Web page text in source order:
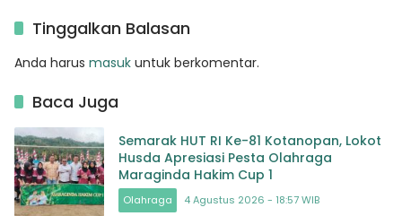
Olah Raga Bersama di
Wilayah Surabaya
Tinggalkan Balasan
Anda harus masuk untuk berkomentar.
Baca Juga
Semarak HUT RI Ke-81 Kotanopan, Lokot
Husda Apresiasi Pesta Olahraga
Maraginda Hakim Cup 1
Olahraga 4 Agustus 2026 - 18:57 WIB